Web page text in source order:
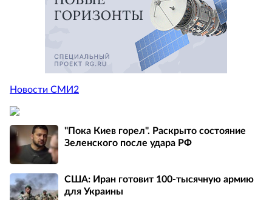
Новости СМИ2
"Пока Киев горел". Раскрыто состояние
Зеленского после удара РФ
США: Иран готовит 100-тысячную армию
для Украины